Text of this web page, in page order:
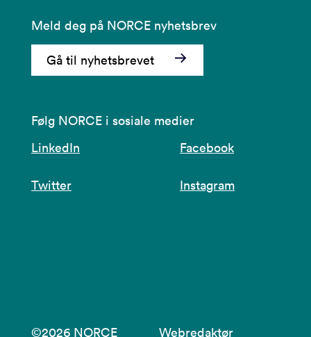
Meld deg på NORCE nyhetsbrev
Gå til nyhetsbrevet
Følg NORCE i sosiale medier
LinkedIn
Facebook
Twitter Instagram
©2026 NORCE Webredaktør